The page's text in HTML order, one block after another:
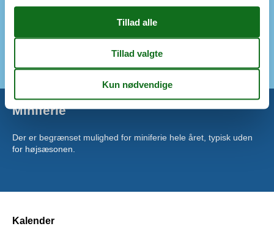
Carport
Indhegnet grund
Miniferie
Der er begrænset mulighed for miniferie hele året, typisk uden
for højsæsonen.
Kalender